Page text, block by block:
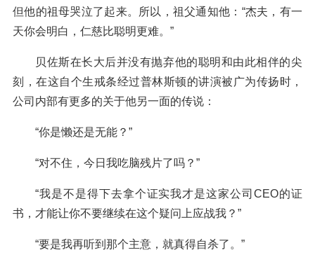
但他的祖母哭泣了起来。所以，祖父通知他：“杰夫，有一
天你会明白，仁慈比聪明更难。”
贝佐斯在长大后并没有抛弃他的聪明和由此相伴的尖
刻，在这自个生戒条经过普林斯顿的讲演被广为传扬时，
公司内部有更多的关于他另一面的传说：
“你是懒还是无能？”
“对不住，今日我吃脑残片了吗？”
“我是不是得下去拿个证实我才是这家公司CEO的证
书，才能让你不要继续在这个疑问上应战我？”
“要是我再听到那个主意，就真得自杀了。”